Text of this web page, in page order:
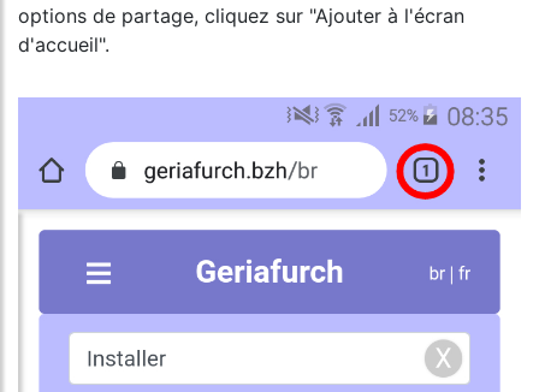
options de partage, cliquez sur "Ajouter à l'écran
d'accueil".